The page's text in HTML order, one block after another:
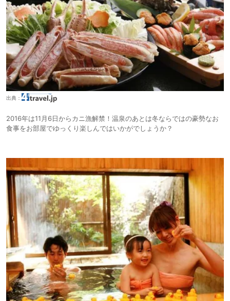
出典：
2016年は11月6日からカニ漁解禁！温泉のあとは冬ならではの豪勢なお
食事をお部屋でゆっくり楽しんではいかがでしょうか？